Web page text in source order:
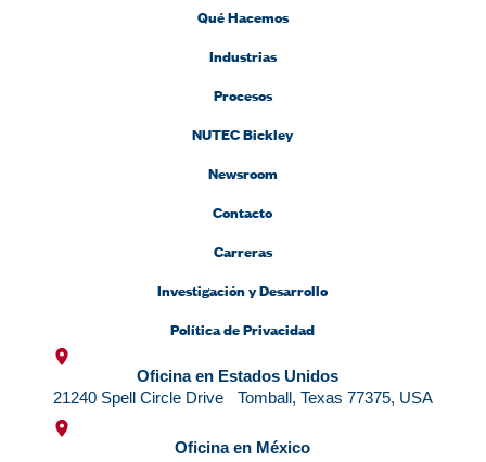
Oficina en Estados Unidos
21240 Spell Circle Drive Tomball, Texas 77375, USA
Oficina en México
Qué Hacemos
Industrias
Procesos
NUTEC Bickley
Newsroom
Contacto
Carreras
Investigación y Desarrollo
Política de Privacidad